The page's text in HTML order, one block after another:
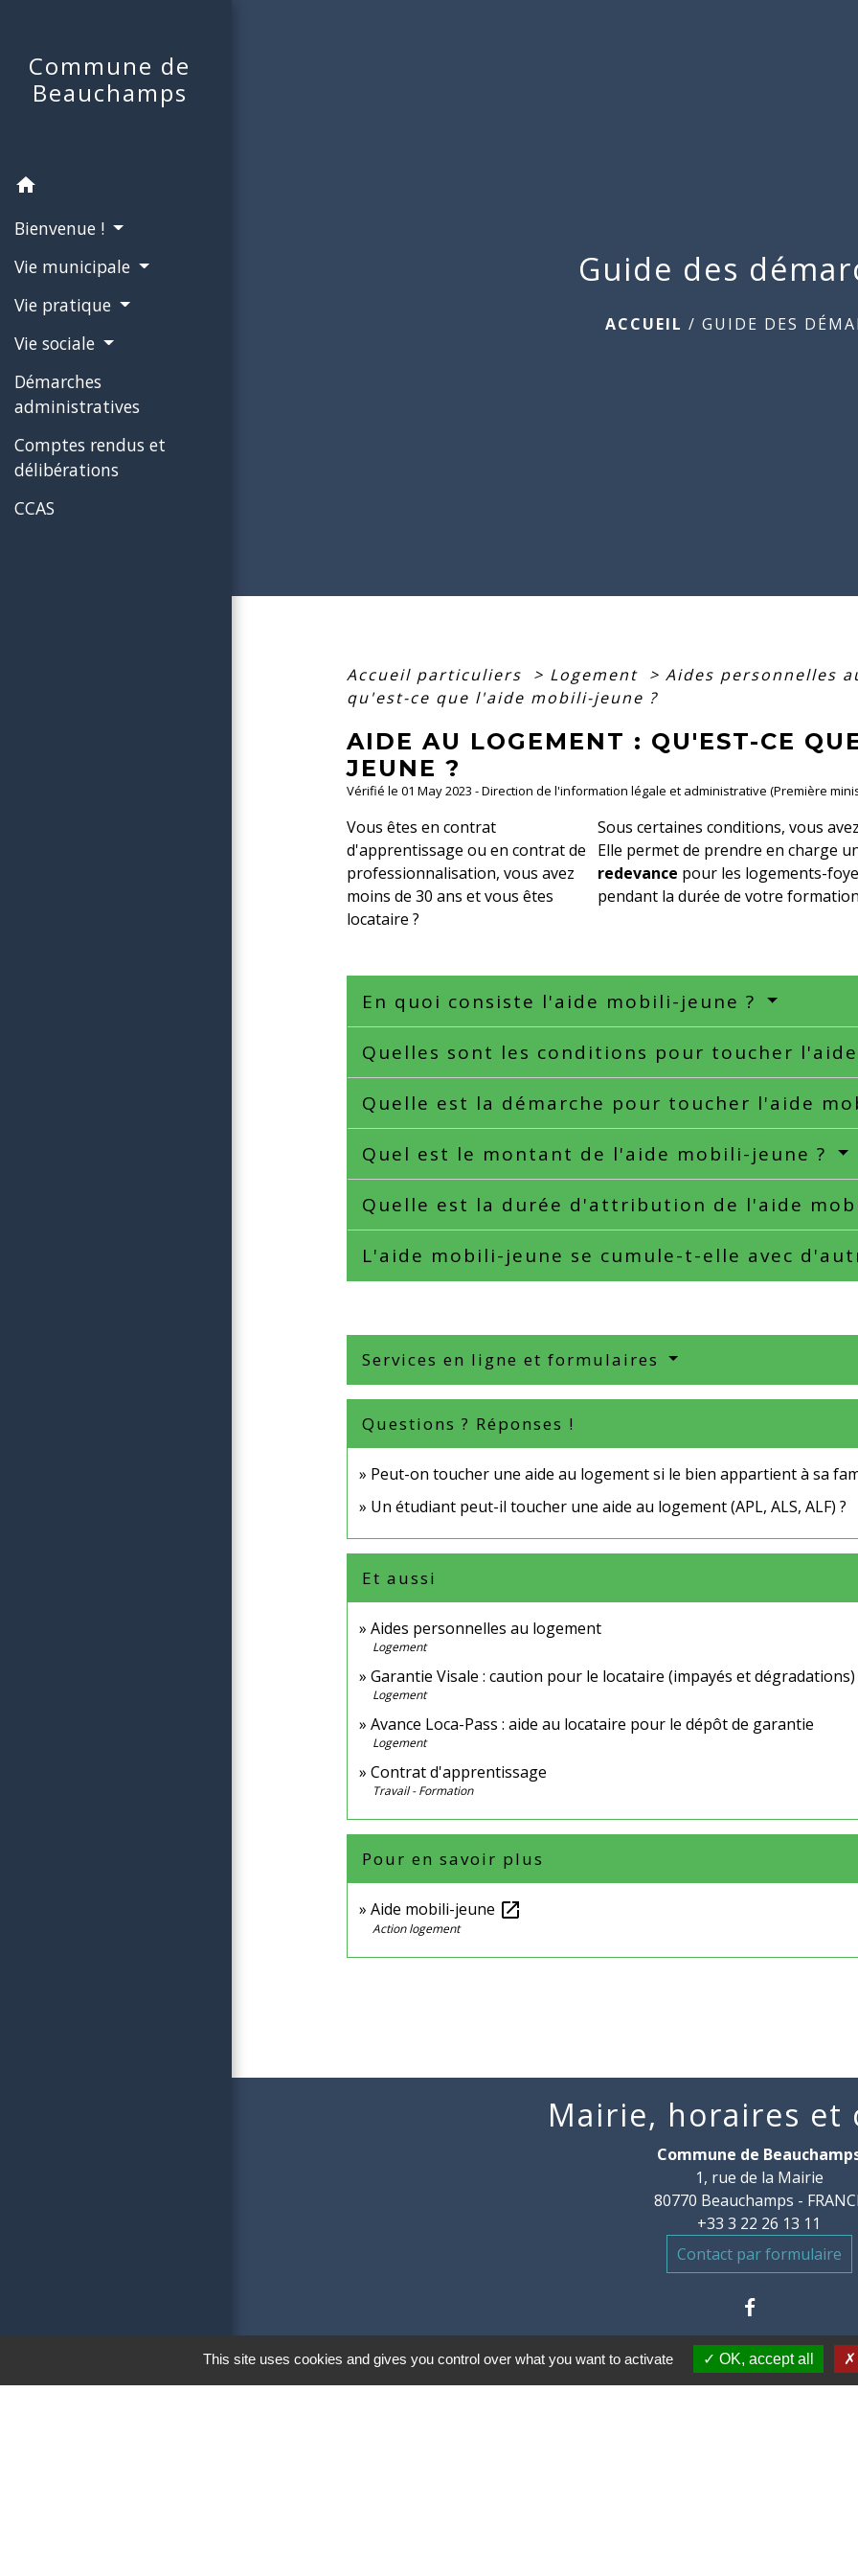
Commune de
Beauchamps
home
Bienvenue !
Vie municipale
Vie pratique
Vie sociale
Démarches
administratives
Comptes rendus et
délibérations
CCAS
Guide des
ACCUEIL / GUIDE DES
Accueil particuliers > Logement > Aides personnelles
qu'est-ce que l'aide mobili-jeune ?
AIDE AU LOGEMENT : QU'EST-CE
JEUNE ?
Vérifié le 01 May 2023 - Direction de l'information légale et administrative (Première
Vous êtes en contrat
d'apprentissage ou en contrat de
professionnalisation, vous avez
moins de 30 ans et vous êtes
locataire ?
Sous certaines conditions, vous
Elle permet de prendre en charge
redevance pour les logements-
pendant la durée de votre
En quoi consiste l'aide mobili-jeune ?
Quelles sont les conditions pour toucher
Quelle est la démarche pour toucher l'aide
Quel est le montant de l'aide mobili-jeune ?
Quelle est la durée d'attribution de l'aide
L'aide mobili-jeune se cumule-t-elle avec
Services en ligne et formulaires
Questions ? Réponses !
Peut-on toucher une aide au logement si le bien appartient à sa
Un étudiant peut-il toucher une aide au logement (APL, ALS, ALF) ?
Et aussi
Aides personnelles au logement
Logement
Garantie Visale : caution pour le locataire (impayés et dégradations)
Logement
Avance Loca-Pass : aide au locataire pour le dépôt de garantie
Logement
Contrat d'apprentissage
Travail - Formation
Pour en savoir plus
Aide mobili-jeune open_in_new
Action logement
Mairie, horaires et
Commune de
1, rue de la Mairie
80770 Beauchamps -
+33 3 22 26 13 11
Contact par formulaire
This site uses cookies and gives you control over what you want to activate OK, accept all